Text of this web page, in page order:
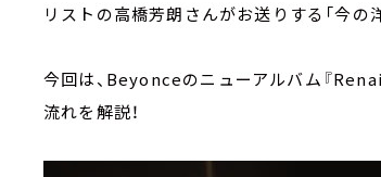
リストの高橋芳朗さんがお送りする「今
今回は、Beyonceのニューアルバム『
流れを解説！